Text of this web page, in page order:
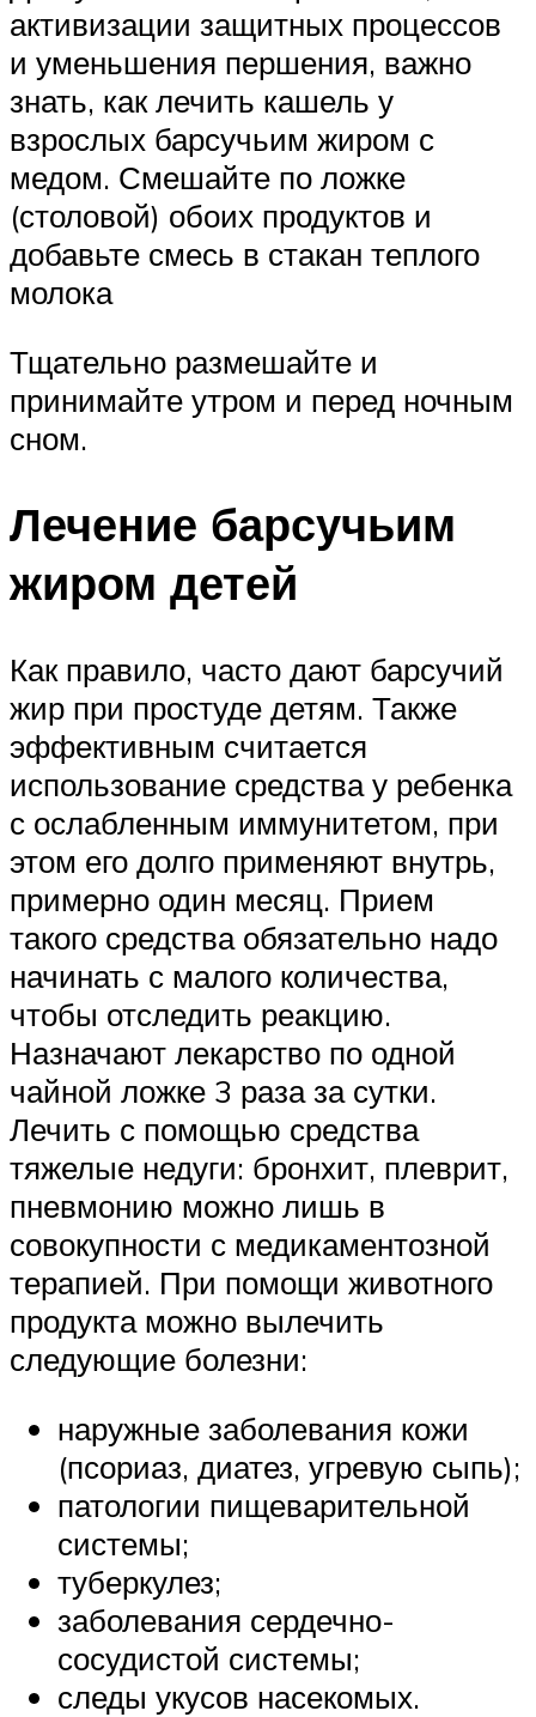
активизации защитных процессов
и уменьшения першения, важно
знать, как лечить кашель у
взрослых барсучьим жиром с
медом. Смешайте по ложке
(столовой) обоих продуктов и
добавьте смесь в стакан теплого
молока
Тщательно размешайте и
принимайте утром и перед ночным
сном.
Лечение барсучьим
жиром детей
Как правило, часто дают барсучий
жир при простуде детям. Также
эффективным считается
использование средства у ребенка
с ослабленным иммунитетом, при
этом его долго применяют внутрь,
примерно один месяц. Прием
такого средства обязательно надо
начинать с малого количества,
чтобы отследить реакцию.
Назначают лекарство по одной
чайной ложке 3 раза за сутки.
Лечить с помощью средства
тяжелые недуги: бронхит, плеврит,
пневмонию можно лишь в
совокупности с медикаментозной
терапией. При помощи животного
продукта можно вылечить
следующие болезни:
наружные заболевания кожи
(псориаз, диатез, угревую сыпь);
патологии пищеварительной
системы;
туберкулез;
заболевания сердечно-
сосудистой системы;
следы укусов насекомых.